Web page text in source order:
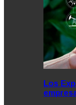
Los